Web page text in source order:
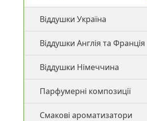
Віддушки Німеччина
Парфумерні композиції
Смакові ароматизатори
Основа для миловаріння
Тверді базові олії
Водорозчинні олії
Віддушки Україна
Віддушки Англія та Франція
Віддушки Німеччина
Парфумерні композиції
Смакові ароматизатори